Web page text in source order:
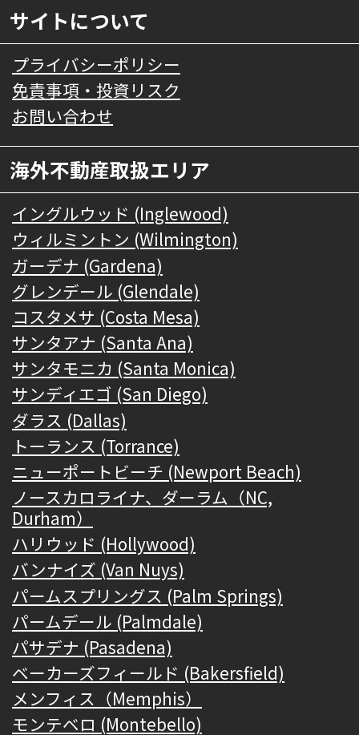
サイトについて
プライバシーポリシー
免責事項・投資リスク
お問い合わせ
海外不動産取扱エリア
イングルウッド (Inglewood)
ウィルミントン (Wilmington)
ガーデナ (Gardena)
グレンデール (Glendale)
コスタメサ (Costa Mesa)
サンタアナ (Santa Ana)
サンタモニカ (Santa Monica)
サンディエゴ (San Diego)
ダラス (Dallas)
トーランス (Torrance)
ニューポートビーチ (Newport Beach)
ノースカロライナ、ダーラム（NC,
Durham）
ハリウッド (Hollywood)
バンナイズ (Van Nuys)
パームスプリングス (Palm Springs)
パームデール (Palmdale)
パサデナ (Pasadena)
ベーカーズフィールド (Bakersfield)
メンフィス（Memphis）
モンテベロ (Montebello)